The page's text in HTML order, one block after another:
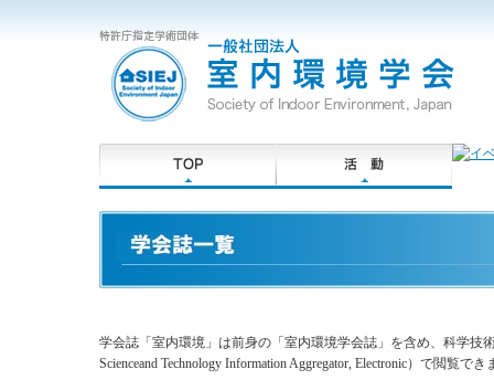
学会誌「室内環境」は前身の「室内環境学会誌」を含め、科学技
Scienceand Technology Information Aggregator, Electronic）で閲覧で